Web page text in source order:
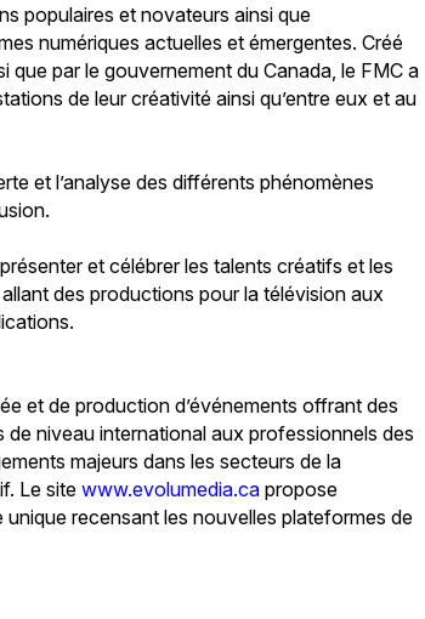
populaires et novateurs ainsi que
numériques actuelles et émergentes. Créé
que par le gouvernement du Canada, le FMC a
de leur créativité ainsi qu’entre eux et au
et l’analyse des différents phénomènes
et célébrer les talents créatifs et les
des productions pour la télévision aux
et de production d’événements offrant des
niveau international aux professionnels des
majeurs dans les secteurs de la
Le sitewww.evolumedia.ca propose
recensant les nouvelles plateformes de